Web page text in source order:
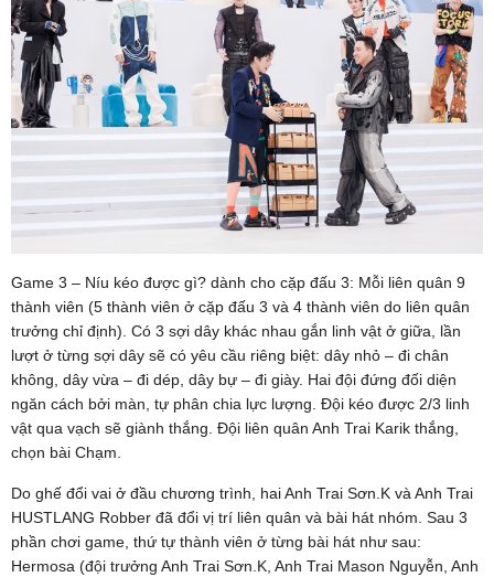
Game 3 – Níu kéo được gì? dành cho cặp đấu 3: Mỗi liên quân 9
thành viên (5 thành viên ở cặp đấu 3 và 4 thành viên do liên quân
trưởng chỉ định). Có 3 sợi dây khác nhau gắn linh vật ở giữa, lần
lượt ở từng sợi dây sẽ có yêu cầu riêng biệt: dây nhỏ – đi chân
không, dây vừa – đi dép, dây bự – đi giày. Hai đội đứng đối diện
ngăn cách bởi màn, tự phân chia lực lượng. Đội kéo được 2/3 linh
vật qua vạch sẽ giành thắng. Đội liên quân Anh Trai Karik thắng,
chọn bài Chạm.
Do ghế đổi vai ở đầu chương trình, hai Anh Trai Sơn.K và Anh Trai
HUSTLANG Robber đã đổi vị trí liên quân và bài hát nhóm. Sau 3
phần chơi game, thứ tự thành viên ở từng bài hát như sau:
Hermosa (đội trưởng Anh Trai Sơn.K, Anh Trai Mason Nguyễn, Anh